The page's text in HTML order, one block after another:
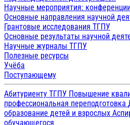
Научные мероприятия:
Основные направления научной
Грантовые исследования ТГПУ
Основные результаты научной
Научные журналы ТГПУ
Полезные ресурсы
Учёба
Поступающему
Абитуриенту ТГПУ Повышение
профессиональная переподготовка
образование детей и взрослых
обучающегося